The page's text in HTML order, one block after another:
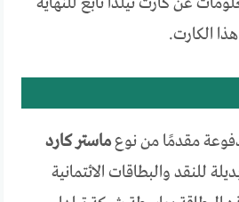
الكارت.
مقدمًا من نوعماستر كارد
للنقد والبطاقات الائتمانية